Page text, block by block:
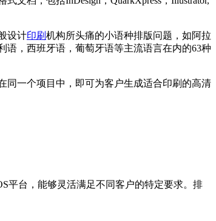
设计印刷机构所头痛的小语种排版问题，如阿拉
，西班牙语，葡萄牙语等主流语言在内的63种
同一个项目中，即可为客户生成适合印刷的高清
平台，能够灵活满足不同客户的特定要求。排